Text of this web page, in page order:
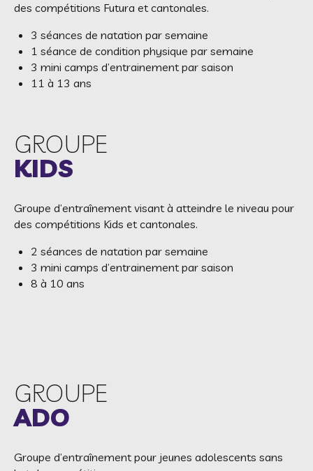
des compétitions Futura et cantonales.
3 séances de natation par semaine
1 séance de condition physique par semaine
3 mini camps d’entrainement par saison
11 à 13 ans
GROUPE
KIDS
Groupe d’entraînement visant à atteindre le niveau pour
des compétitions Kids et cantonales.
2 séances de natation par semaine
3 mini camps d’entrainement par saison
8 à 10 ans
GROUPE
ADO
Groupe d’entraînement pour jeunes adolescents sans